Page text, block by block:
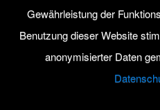
Zum
Mobil
Gewährleistung der
Benutzung dieser Website
anonymisierter Daten